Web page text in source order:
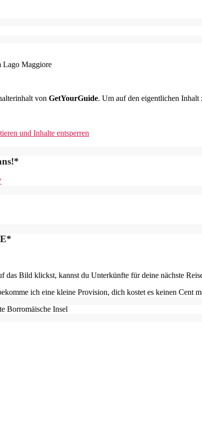
Lago Maggiore
von GetYourGuide. Um auf den eigentlichen Inhalt
und Inhalte entsperren
das Bild klickst, kannst du Unterkünfte für deine nächste
ich eine kleine Provision, dich kostet es keinen Cent
Borromäische Insel